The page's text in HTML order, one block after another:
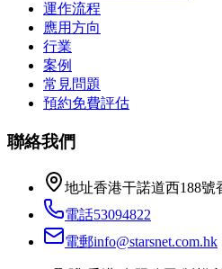
運作流程
應用方向
行業
案例
常見問題
預約免費評估
聯絡我們
地址香港干諾道西188號
電話53094822
電郵info@starsnet.com.hk